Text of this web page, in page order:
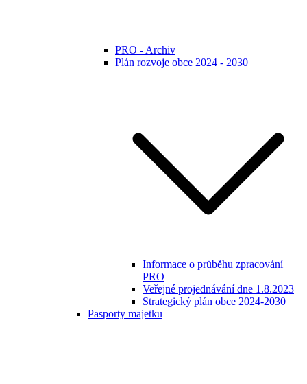
PRO - Archiv
Plán rozvoje obce 2024 - 2030
Informace o průběhu zpracování
PRO
Veřejné projednávání dne 1.8.2023
Strategický plán obce 2024-2030
Pasporty majetku